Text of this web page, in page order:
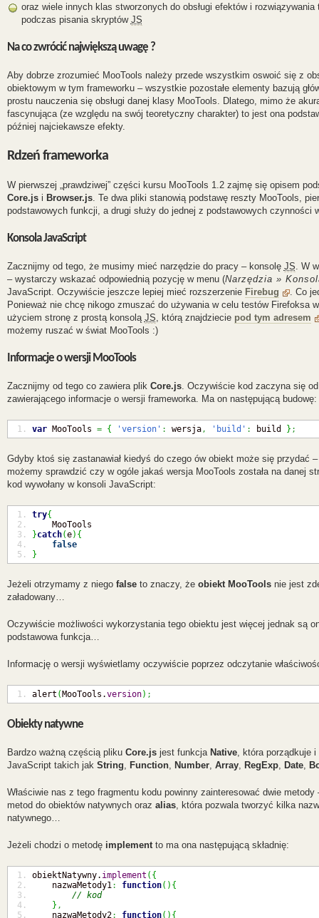
oraz wiele innych klas stworzonych do obsługi efektów i
podczas pisania skryptów JS
Na co zwrócić największą uwagę ?
Aby dobrze zrozumieć MooTools należy przede wszystkim oswoić się z
obiektowym w tym frameworku – wszystkie pozostałe elementy bazują
prostu nauczenia się obsługi danej klasy MooTools. Dlatego, mimo że
fascynująca (ze względu na swój teoretyczny charakter) to jest ona
później najciekawsze efekty.
Rdzeń frameworka
W pierwszej „prawdziwej” części kursu MooTools 1.2 zajmę się opisem
Core.jsi Browser.js. Te dwa pliki stanowią podstawę reszty MooTools,
podstawowych funkcji, a drugi służy do jednej z podstawowych czynności
Konsola JavaScript
Zacznijmy od tego, że musimy mieć narzędzie do pracy – konsolę JS . W
– wystarczy wskazać odpowiednią pozycję w menu (Narzędzia »
JavaScript. Oczywiście jeszcze lepiej mieć rozszerzenie Firebug
. Co
Ponieważ nie chcę nikogo zmuszać do używania w celu testów Firefoksa
użyciem stronę z prostą konsolą JS , którą znajdziecie pod tym adresem
możemy ruszać w świat MooTools :)
Informacje o wersji MooTools
Zacznijmy od tego co zawiera plik Core.js. Oczywiście kod zaczyna się
zawierającego informacje o wersji frameworka. Ma on następującą budowę:
var MooTools = { 'version' : wersja, 'build' : build } ;
Gdyby ktoś się zastanawiał kiedyś do czego ów obiekt może się przydać
możemy sprawdzić czy w ogóle jakaś wersja MooTools została na danej
kod wywołany w konsoli JavaScript:
try{
    MooTools
}catch(e) {
false
}
Jeżeli otrzymamy z niego falseto znaczy, że obiekt MooToolsnie jest
załadowany…
Oczywiście możliwości wykorzystania tego obiektu jest więcej jednak są
podstawowa funkcja…
Informację o wersji wyświetlamy oczywiście poprzez odczytanie
alert ( MooTools.version) ;
Obiekty natywne
Bardzo ważną częścią pliku Core.jsjest funkcja Native, która porządkuje
JavaScript takich jak String Function, Number, Array, RegExp, Date,
Właściwie nas z tego fragmentu kodu powinny zainteresować dwie
metod do obiektów natywnych oraz alias, która pozwala tworzyć kilka
natywnego…
Jeżeli chodzi o metodę implementto ma ona następującą składnię:
obiektNatywny. implement ( {
    nazwaMetody1
: function( ) {
// kod
} ,
    nazwaMetody2
: function( ) {